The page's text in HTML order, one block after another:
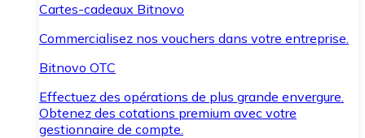
Cartes-cadeaux Bitnovo
Commercialisez nos vouchers dans votre entreprise.
Bitnovo OTC
Effectuez des opérations de plus grande envergure.
Obtenez des cotations premium avec votre
gestionnaire de compte.